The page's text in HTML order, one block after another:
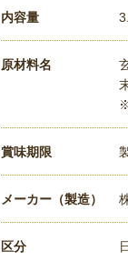
内容量
原材料名
賞味期限
メーカー（製造）
区分